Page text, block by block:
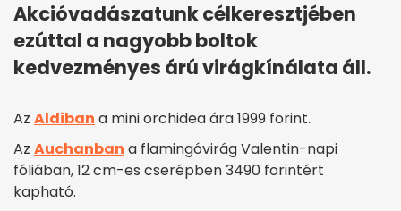
Akcióvadászatunk célkeresztjében
ezúttal a nagyobb boltok
kedvezményes árú virágkínálata áll.
Az Aldiban a mini orchidea ára 1999 forint.
Az Auchanban a flamingóvirág Valentin-napi
fóliában, 12 cm-es cserépben 3490 forintért
kapható.